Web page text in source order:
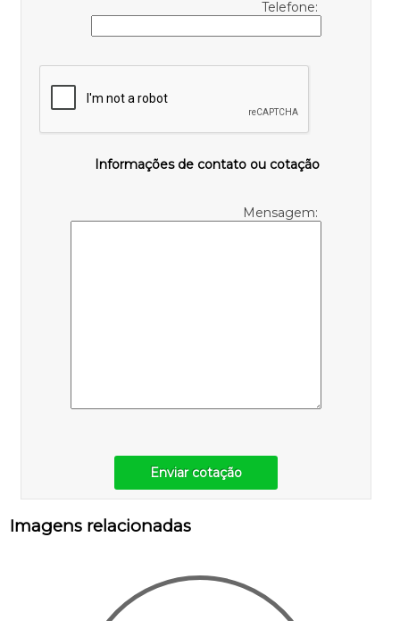
Telefone:
Informações de contato ou cotação
Mensagem:
Enviar cotação
Imagens relacionadas